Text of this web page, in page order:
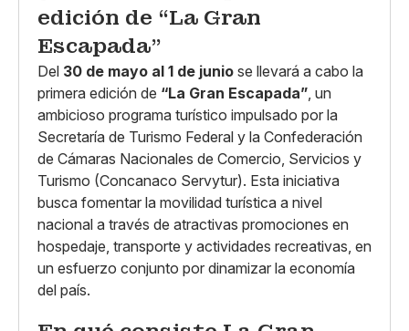
edición de “La Gran
Escapada”
Del 30 de mayo al 1 de junio se llevará a cabo la
primera edición de “La Gran Escapada” , un
ambicioso programa turístico impulsado por la
Secretaría de Turismo Federal y la Confederación
de Cámaras Nacionales de Comercio, Servicios y
Turismo (Concanaco Servytur). Esta iniciativa
busca fomentar la movilidad turística a nivel
nacional a través de atractivas promociones en
hospedaje, transporte y actividades recreativas, en
un esfuerzo conjunto por dinamizar la economía
del país.